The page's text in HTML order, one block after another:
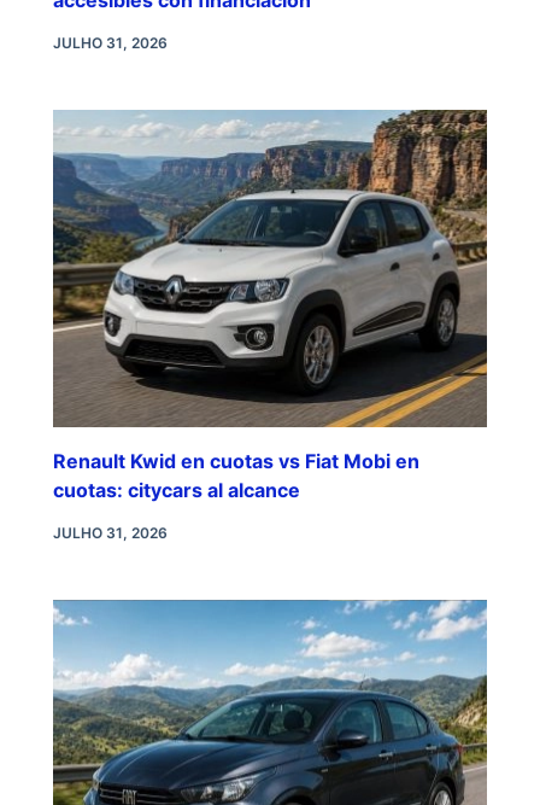
JULHO 31, 2026
Renault Kwid en cuotas vs Fiat Mobi en
cuotas: citycars al alcance
JULHO 31, 2026